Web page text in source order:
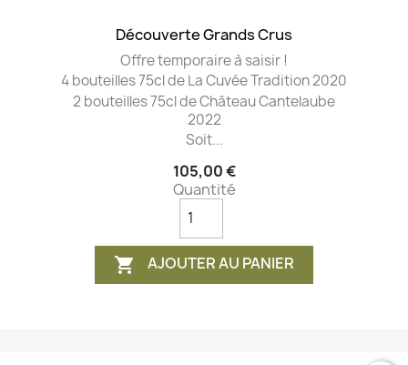
Découverte Grands Crus
Offre temporaire à saisir !
4 bouteilles 75cl de La Cuvée Tradition 2020
2 bouteilles 75cl de Château Cantelaube
2022
Soit...
105,00 €
Quantité
 AJOUTER AU PANIER